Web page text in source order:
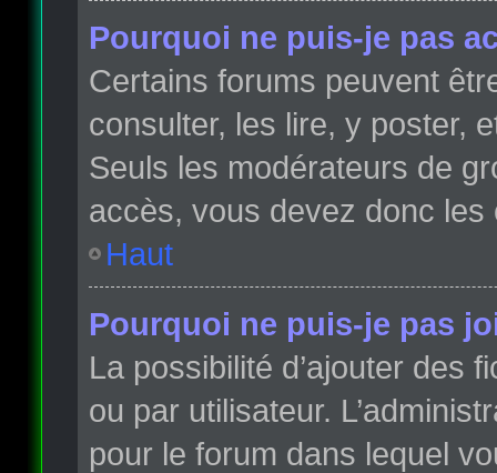
Pourquoi ne puis-je pas
Certains forums peuvent
consulter, les lire, y poster,
Seuls les modérateurs de
accès, vous devez donc les
Haut
Pourquoi ne puis-je pas
La possibilité d’ajouter des
ou par utilisateur.
pour le forum dans lequel